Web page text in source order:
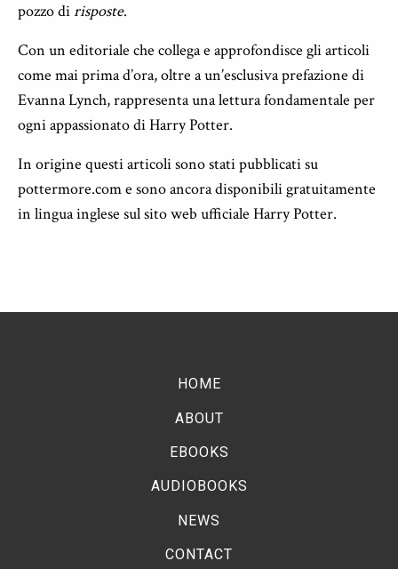
pozzo dirisposte.
Con un editoriale che collega e approfondisce gli articoli
come mai prima d’ora, oltre a un’esclusiva prefazione di
Evanna Lynch, rappresenta una lettura fondamentale per
ogni appassionato di Harry Potter.
In origine questi articoli sono stati pubblicati su
pottermore.com e sono ancora disponibili gratuitamente
in lingua inglese sul sito web ufficiale Harry Potter.
HOME
ABOUT
EBOOKS
AUDIOBOOKS
NEWS
CONTACT